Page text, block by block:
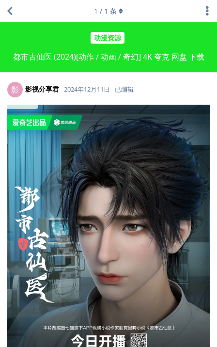
动漫资源
都市古仙医 (2024)[动作 / 动画 / 奇幻] 4K 夸克 网盘 下载
1 / 1 条
影 影视分享君 2024年12月11日 已编辑